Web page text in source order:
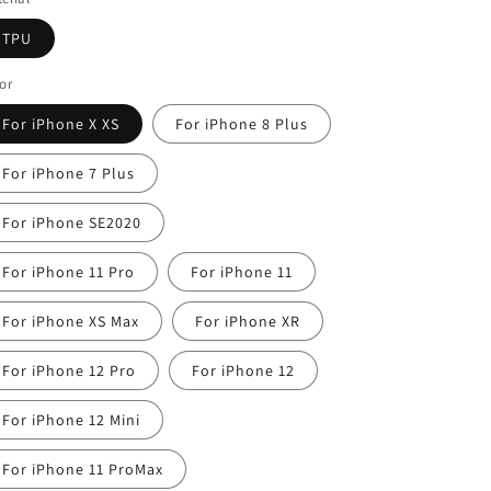
TPU
For iPhone X XS For iPhone 8 Plus
For iPhone 7 Plus
For iPhone SE2020
For iPhone 11 Pro For iPhone 11
For iPhone XS Max For iPhone XR
For iPhone 12 Pro For iPhone 12
For iPhone 12 Mini
For iPhone 11 ProMax